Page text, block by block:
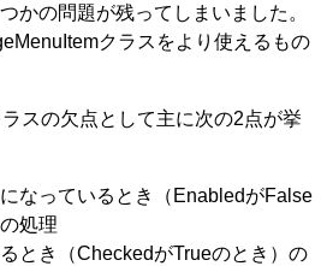
かの問題が残ってしまいました。
クラスをより使えるもの
スの欠点として主に次の2点が挙
なっているとき（EnabledがFalse
処理
とき（CheckedがTrueのとき）の